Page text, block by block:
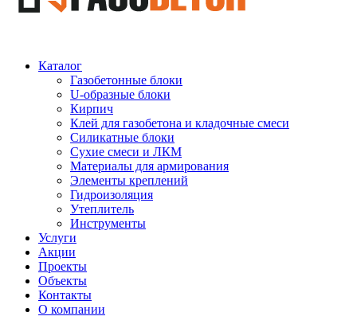
Каталог
Газобетонные блоки
U-образные блоки
Кирпич
Клей для газобетона и кладочные смеси
Силикатные блоки
Сухие смеси и ЛКМ
Материалы для армирования
Элементы креплений
Гидроизоляция
Утеплитель
Инструменты
Услуги
Акции
Проекты
Объекты
Контакты
О компании